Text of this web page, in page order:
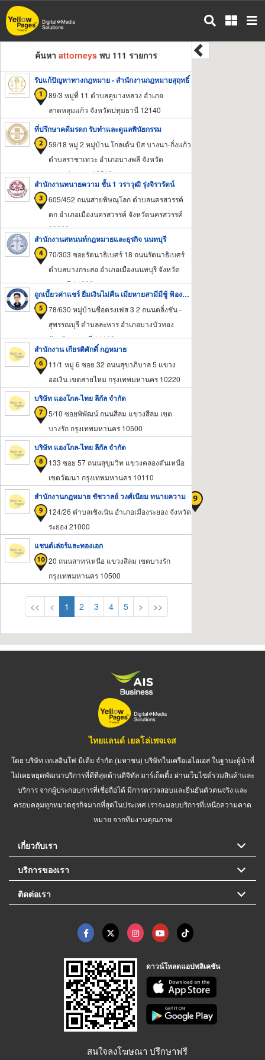
ข้าม
ไป
ค้นหาattorneys พบ 111 รายการ
รับแก้ปัญหาทางกฎหมาย - สำนักงานกฎหมายสุฤทธิ์
89/3 หมู่ที่ 11 ตำบลคูบางหลวง อำเภอ
ลาดหลุมแก้ว จังหวัดปทุมธานี 12140
ที่ปรึกษาคดีมรดก รับทำและดูแลพินัยกรรม
59/18 หมู่ 2 หมู่บ้าน โกลเด้น บิส บางนา-กิ่งแก้ว
ตำบลราชาเทวะ อำเภอบางพลี จังหวัด
สมุทรปราการ 10540
สำนักงานทนายความ ชั้น 1 วราวุฒิ รุ่งจิรารัตน์
605/452 ถนนสายพิษณุโลก ตำบลนครสวรรค์
ตก อำเภอเมืองนครสวรรค์ จังหวัดนครสวรรค์
60000
สำนักงานสหนนท์กฎหมายและธุรกิจ นนทบุรี
70/303 ซอยรัตนาธิเบศร์ 18 ถนนรัตนาธิเบศร์
ตำบลบางกระสอ อำเภอเมืองนนทบุรี จังหวัด
นนทบุรี 11000
ถูกเบี้ยวค่าแชร์ ยืมเงินไม่คืน เมียหายสามีมีชู้ ฟ้องได้ปรึกษาฟรี
78/630 หมู่บ้านซื่อตรงเฟส 3 2 ถนนตลิ่งชัน -
สุพรรณบุรี ตำบลละหาร อำเภอบางบัวทอง
จังหวัดนนทบุรี 11110
สำนักงาน เกียรติศักดิ์ กฎหมาย
11/1 หมู่ 6 ซอย 32 ถนนสุขาภิบาล 5 แขวง
ออเงิน เขตสายไหม กรุงเทพมหานคร 10220
บริษัท แองโกล-ไทย ลีกัล จำกัด
5/10 ซอยพิพัฒน์ ถนนสีลม แขวงสีลม เขต
บางรัก กรุงเทพมหานคร 10500
บริษัท แองโกล-ไทย ลีกัล จำกัด
133 ซอย 57 ถนนสุขุมวิท แขวงคลองตันเหนือ
เขตวัฒนา กรุงเทพมหานคร 10110
สำนักงานกฎหมาย ชัชวาลย์ วงศ์เนียม ทนายความ
124/26 ตำบลเชิงเนิน อำเภอเมืองระยอง จังหวัด
ระยอง 21000
แชนด์เล่อร์และทองเอก
20 ถนนสาทรเหนือ แขวงสีลม เขตบางรัก
กรุงเทพมหานคร 10500
<< < 1 2 3 4 5 > >>
ไทยแลนด์ เยลโล่เพจเจส
โดย บริษัท เทเลอินโฟ มีเดีย จำกัด (มหาชน) บริษัทในเครือเอไอเอส ในฐานะผู้นำที่
ไม่เคยหยุดพัฒนาบริการที่ดีที่สุดด้านดิจิทัล มาร์เก็ตติ้ง ผ่านเว็บไซต์รวมสินค้าและ
บริการ จากผู้ประกอบการที่เชื่อถือได้ มีการตรวจสอบและยืนยันตัวตนจริง และ
ครอบคลุมทุกหมวดธุรกิจมากที่สุดในประเทศ เราจะมอบบริการที่เหนือความคาด
หมาย จากทีมงานคุณภาพ
เกี่ยวกับเรา
บริการของเรา
ติดต่อเรา
ดาวน์โหลดแอปพลิเคชัน
สนใจลงโฆษณา ปรึกษาฟรี